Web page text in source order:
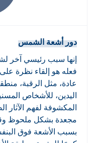
دور أشعة الشمس
إنها سبب رئيسي آخر
فعله هو إلقاء نظرة
عادة، مثل الرقبة،
اليدين، للأشخاص
المكشوفة لفهم
مجعدة بشكل ملحوظ
بسبب الأشعة فوق